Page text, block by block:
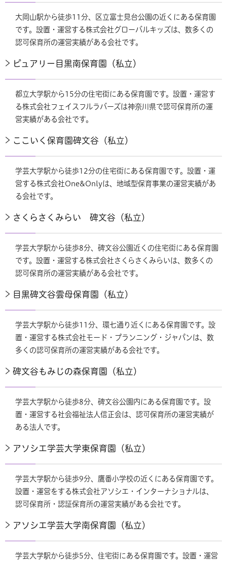
大岡山駅から徒歩11分、区立富士見台公園の近くにある保育園
です。設置・運営する株式会社グローバルキッズは、数多くの
認可保育所の運営実績がある会社です。
ピュアリー目黒南保育園（私立）
都立大学駅から15分の住宅街にある保育園です。設置・運営す
る株式会社フェイスフルラバーズは神奈川県で認可保育所の運
営実績がある会社です。
ここいく保育園碑文谷（私立）
学芸大学駅から徒歩12分の住宅街にある保育園です。設置・運
営する株式会社One&Onlyは、地域型保育事業の運営実績があ
る会社です。
さくらさくみらい 碑文谷（私立）
学芸大学駅から徒歩8分、碑文谷公園近くの住宅街にある保育園
です。設置・運営する株式会社さくらさくみらいは、数多くの
認可保育所の運営実績がある会社です。
目黒碑文谷雲母保育園（私立）
学芸大学駅から徒歩11分、環七通り近くにある保育園です。設
置・運営する株式会社モード・プランニング・ジャパンは、数
多くの認可保育所の運営実績がある会社です。
碑文谷もみじの森保育園（私立）
学芸大学駅から徒歩8分、碑文谷公園内にある保育園です。設
置・運営する社会福祉法人信正会は、認可保育所の運営実績が
ある法人です。
アソシエ学芸大学東保育園（私立）
学芸大学駅から徒歩9分、鷹番小学校の近くにある保育園です。
設置・運営をする株式会社アソシエ・インターナショナルは、
認可保育所・認証保育所の運営実績がある会社です。
アソシエ学芸大学南保育園（私立）
学芸大学駅から徒歩5分、住宅街にある保育園です。設置・運営